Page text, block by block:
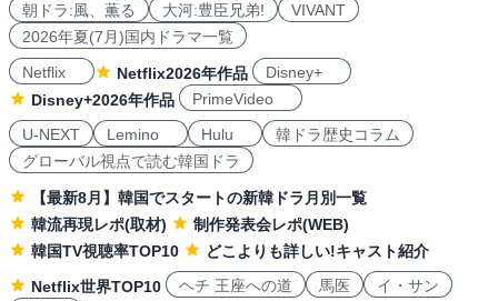
朝ドラ:風、薫る 大河:豊臣兄弟!
VIVANT
2026年夏(7月)国内ドラマ一覧
Netflix
Netflix2026年作品
Disney+
Disney+2026年作品
PrimeVideo
U-NEXT
Lemino Hulu
韓ドラ歴史コラム
グローバル視点で読む韓国ドラ
【最新8月】韓国でスタートの新韓ドラ月別一覧
韓流再現レポ(取材)
制作発表会レポ(WEB)
韓国TV視聴率TOP10
どこよりも詳しい!キャスト紹介
Netflix世界TOP10
ヘチ 王座への道 馬医
イ・サン